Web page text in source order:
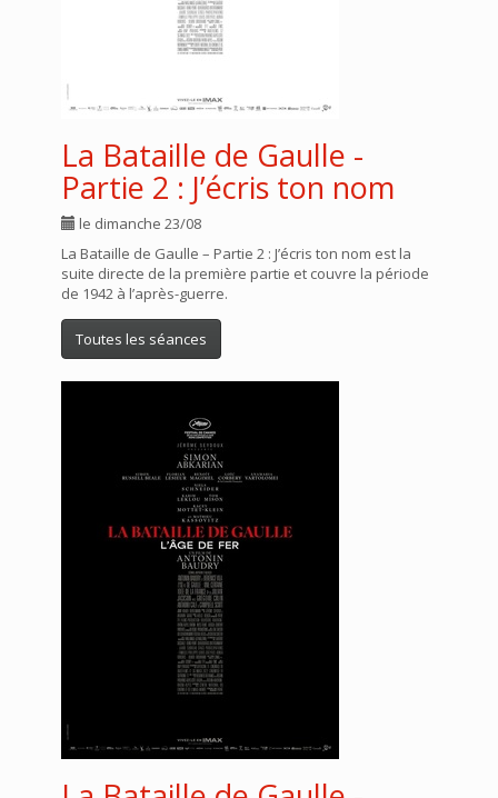
La Bataille de Gaulle -
Partie 2 : J’écris ton nom
le dimanche 23/08
La Bataille de Gaulle – Partie 2 : J’écris ton nom est la
suite directe de la première partie et couvre la période
de 1942 à l’après-guerre.
Toutes les séances